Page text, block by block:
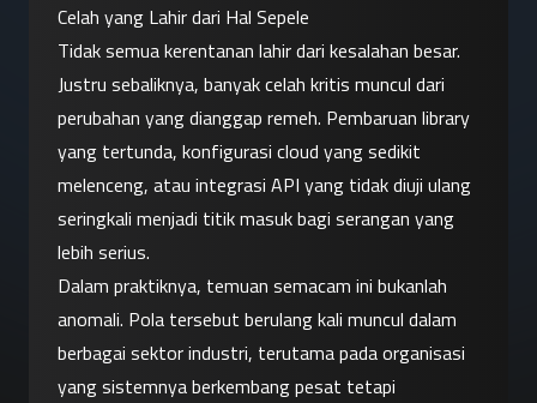
Celah yang Lahir dari Hal Sepele
Tidak semua kerentanan lahir dari kesalahan besar.
Justru sebaliknya, banyak celah kritis muncul dari
perubahan yang dianggap remeh. Pembaruan library
yang tertunda, konfigurasi cloud yang sedikit
melenceng, atau integrasi API yang tidak diuji ulang
seringkali menjadi titik masuk bagi serangan yang
lebih serius.
Dalam praktiknya, temuan semacam ini bukanlah
anomali. Pola tersebut berulang kali muncul dalam
berbagai sektor industri, terutama pada organisasi
yang sistemnya berkembang pesat tetapi